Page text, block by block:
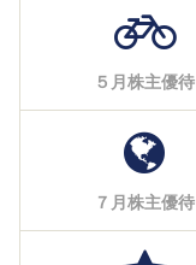
５月株主優待
７月株主優待